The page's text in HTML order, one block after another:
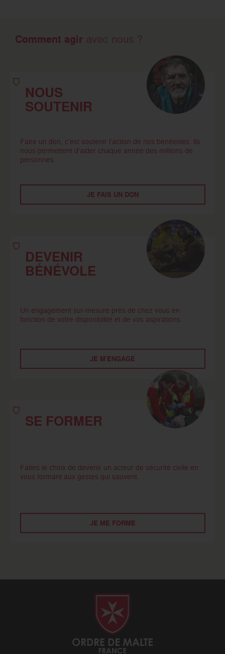
Comment agir avec nous ?
NOUS
SOUTENIR
Faire un don, c’est soutenir l’action de nos bénévoles. Ils
nous permettent d'aider chaque année des millions de
personnes.
JE FAIS UN DON
DEVENIR
BÉNÉVOLE
Un engagement sur-mesure près de chez vous en
fonction de votre disponibilité et de vos aspirations.
JE M'ENGAGE
SE FORMER
Faites le choix de devenir un acteur de sécurité civile en
vous formant aux gestes qui sauvent.
JE ME FORME